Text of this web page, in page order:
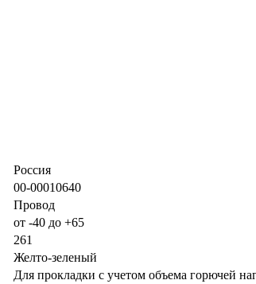
Россия
00-00010640
Провод
от -40 до +65
261
Желто-зеленый
Для прокладки с учетом объема горючей